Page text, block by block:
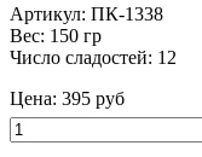
Артикул: ПК-1338
Вес: 150 гр
Число сладостей: 12
Цена: 395 руб